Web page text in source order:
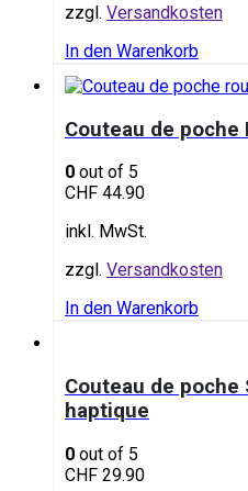
zzgl. Versandkosten
In den Warenkorb
Couteau de poche
0 out of 5
CHF 44.90
inkl. MwSt.
zzgl. Versandkosten
In den Warenkorb
Couteau de poche
haptique
0 out of 5
CHF 29.90